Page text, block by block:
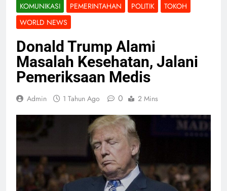
KOMUNIKASI
PEMERINTAHAN POLITIK
TOKOH
WORLD NEWS
Donald Trump Alami
Masalah Kesehatan, Jalani
Pemeriksaan Medis
Admin 1 Tahun Ago 0 2 Mins